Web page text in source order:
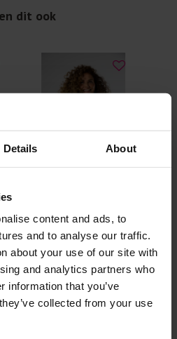
Details About
content and ads, to
and to analyse our traffic.
about your use of our site with
and analytics partners who
information that you’ve
collected from your use
kleur en was met een passend
(met of zonder wol):
zo lang mogelijk uit.
een wol-programma. Dit
een kledingtondeuse.
zijn niet bestand tegen de hitte
Ook in veel
verwerkt en mogen dus
dit ook
Label Dot
Gilet bont
€ 119,95